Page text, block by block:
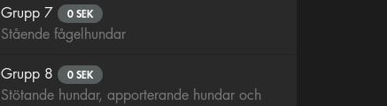
Grupp 7 0 SEK
Stående fågelhundar
Grupp 8 0 SEK
Stötande hundar, apporterande hundar och